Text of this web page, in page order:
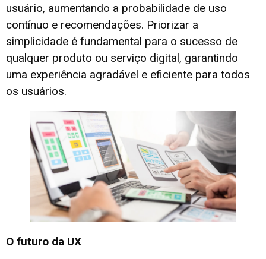
usuário, aumentando a probabilidade de uso
contínuo e recomendações. Priorizar a
simplicidade é fundamental para o sucesso de
qualquer produto ou serviço digital, garantindo
uma experiência agradável e eficiente para todos
os usuários.
O futuro da UX